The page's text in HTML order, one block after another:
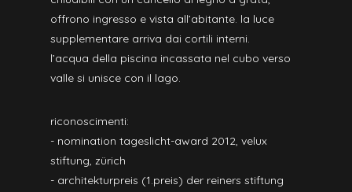
offrono ingresso e vista all’abitante. la luce
supplementare arriva dai cortili interni.
l’acqua della piscina incassata nel cubo verso
valle si unisce con il lago.
riconoscimenti:
- nomination tageslicht-award 2012, velux
stiftung, zürich
- architekturpreis (1.preis) der reiners stiftung